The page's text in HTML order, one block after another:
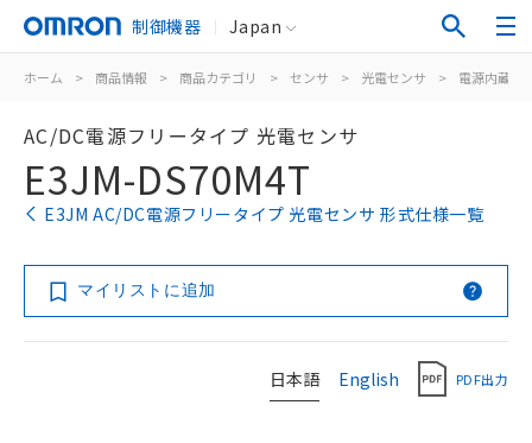
制御機器 Japan
ホーム > 商品情報 > 商品カテゴリ > センサ > 光電センサ > 電源内蔵形
AC/DC電源フリータイプ 光電センサ
E3JM-DS70M4T
E3JM AC/DC電源フリータイプ 光電センサ 形式仕様一覧
マイリストに追加
日本語 English PDF出力